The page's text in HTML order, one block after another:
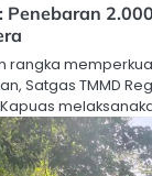
Penebaran
rangka
Satgas TMMD
Kapuas